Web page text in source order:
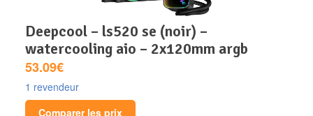
deepcool – ls520 se (noir) –
watercooling aio – 2x120mm argb
53.09€
1 revendeur
Comparer les prix